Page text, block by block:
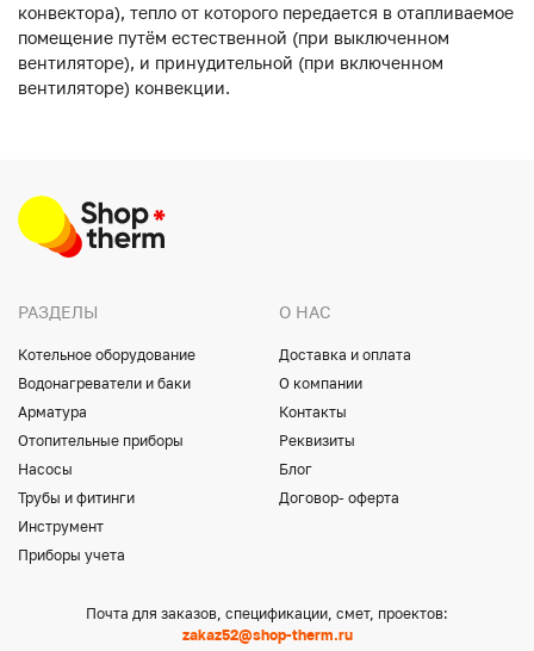
конвектора), тепло от которого передается в отапливаемое
помещение путём естественной (при выключенном
вентиляторе), и принудительной (при включенном
вентиляторе) конвекции.
РАЗДЕЛЫ
Котельное оборудование
Водонагреватели и баки
Арматура
Отопительные приборы
Насосы
Трубы и фитинги
Инструмент
Приборы учета
О НАС
Доставка и оплата
О компании
Контакты
Реквизиты
Блог
Договор- оферта
Почта для заказов, спецификации, смет, проектов:
zakaz52@shop-therm.ru